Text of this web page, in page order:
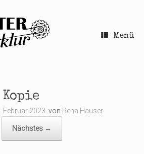
Menü
Kopie
Februar 2023 von Rena Hauser
Nächstes →